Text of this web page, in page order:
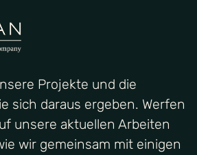
Projekte und die
sich daraus ergeben. Werfen
unsere aktuellen Arbeiten
wir gemeinsam mit einigen